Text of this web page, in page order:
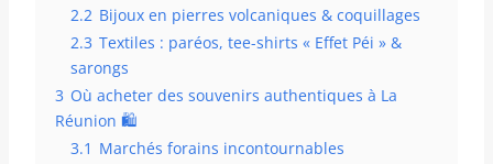
2.2 Bijoux en pierres volcaniques & coquillages
2.3 Textiles : paréos, tee-shirts « Effet Péi » &
sarongs
3 Où acheter des souvenirs authentiques à La
Réunion 🛍️
3.1 Marchés forains incontournables